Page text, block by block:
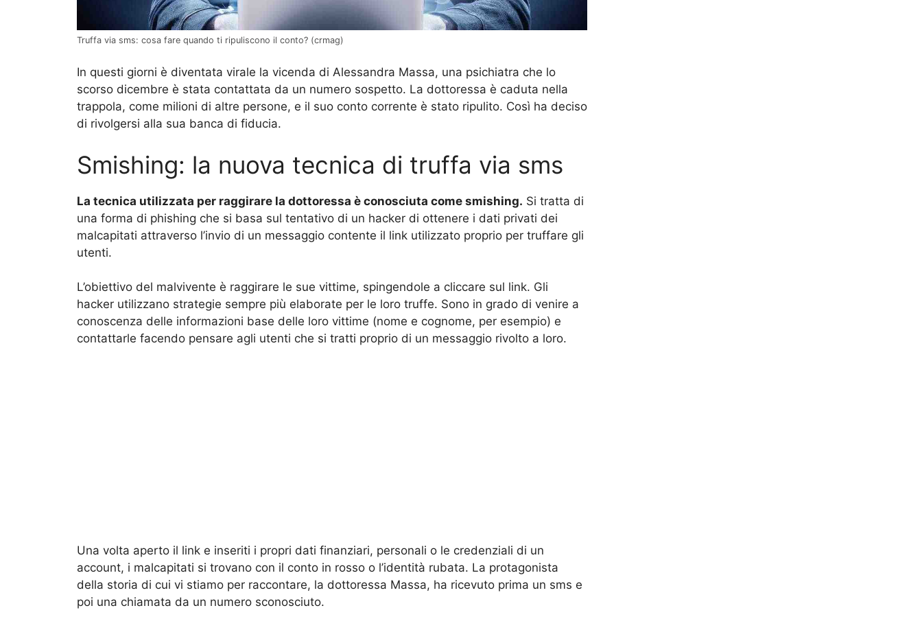
Truffa via sms: cosa fare quando ti ripuliscono il conto? (crmag)
In questi giorni è diventata virale la vicenda di Alessandra Massa, una psichiatra che lo
scorso dicembre è stata contattata da un numero sospetto. La dottoressa è caduta nella
trappola, come milioni di altre persone, e il suo conto corrente è stato ripulito. Così ha deciso
di rivolgersi alla sua banca di fiducia.
Smishing: la nuova tecnica di truffa via sms
La tecnica utilizzata per raggirare la dottoressa è conosciuta come smishing. Si tratta di
una forma di phishing che si basa sul tentativo di un hacker di ottenere i dati privati dei
malcapitati attraverso l’invio di un messaggio contente il link utilizzato proprio per truffare gli
utenti.
L’obiettivo del malvivente è raggirare le sue vittime, spingendole a cliccare sul link. Gli
hacker utilizzano strategie sempre più elaborate per le loro truffe. Sono in grado di venire a
conoscenza delle informazioni base delle loro vittime (nome e cognome, per esempio) e
contattarle facendo pensare agli utenti che si tratti proprio di un messaggio rivolto a loro.
Una volta aperto il link e inseriti i propri dati finanziari, personali o le credenziali di un
account, i malcapitati si trovano con il conto in rosso o l’identità rubata. La protagonista
della storia di cui vi stiamo per raccontare, la dottoressa Massa, ha ricevuto prima un sms e
poi una chiamata da un numero sconosciuto.